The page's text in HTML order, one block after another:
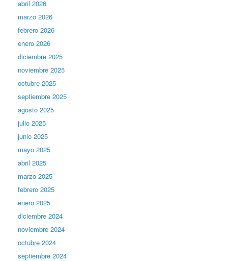
abril 2026
marzo 2026
febrero 2026
enero 2026
diciembre 2025
noviembre 2025
octubre 2025
septiembre 2025
agosto 2025
julio 2025
junio 2025
mayo 2025
abril 2025
marzo 2025
febrero 2025
enero 2025
diciembre 2024
noviembre 2024
octubre 2024
septiembre 2024